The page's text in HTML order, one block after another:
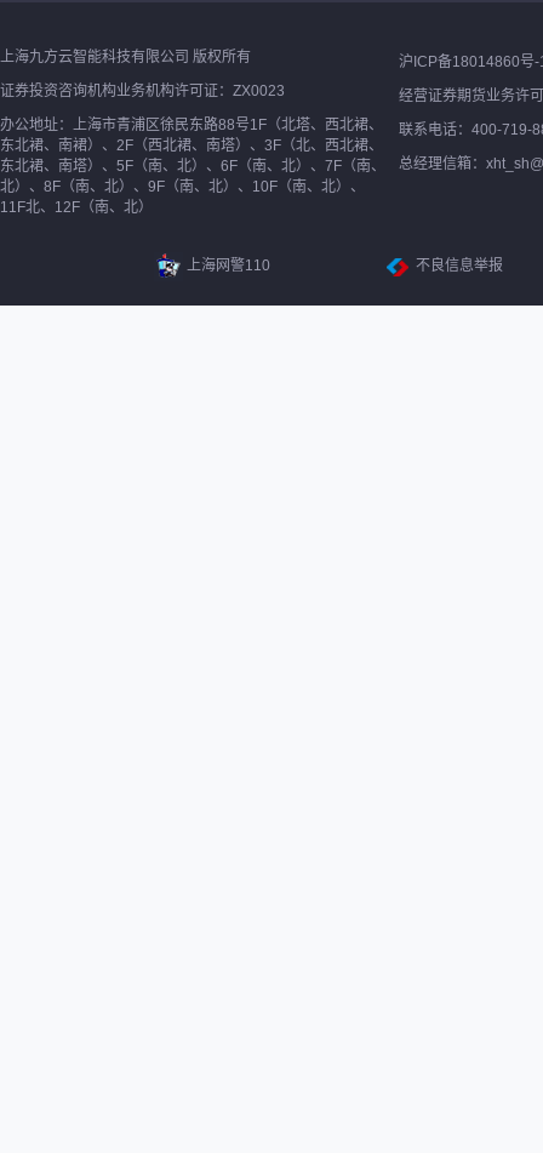
上海九方云智能科技有限公司 版权所有
证券投资咨询机构业务机构许可证：ZX0023
办公地址：上海市青浦区徐民东路88号1F（北塔、西北裙、
东北裙、南裙）、2F（西北裙、南塔）、3F（北、西北裙、
东北裙、南塔）、5F（南、北）、6F（南、北）、7F（南、
北）、8F（南、北）、9F（南、北）、10F（南、北）、
11F北、12F（南、北）
沪ICP备18014860号-
经营证券期货业务许
联系电话：400-719-
总经理信箱：
上海网警110 不良信息举报